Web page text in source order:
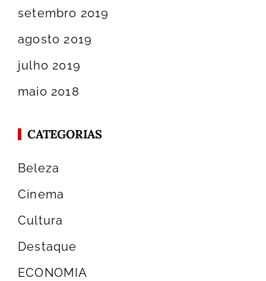
setembro 2019
agosto 2019
julho 2019
maio 2018
CATEGORIAS
Beleza
Cinema
Cultura
Destaque
ECONOMIA